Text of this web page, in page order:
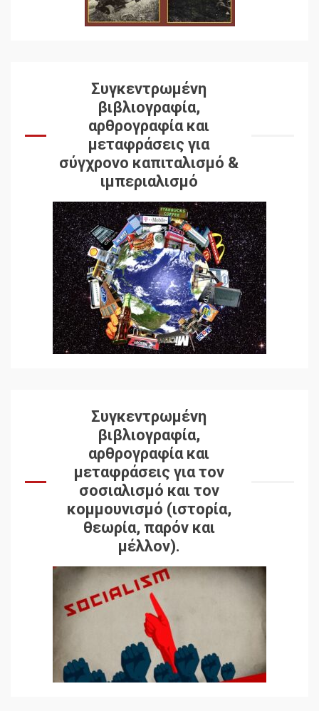
Συγκεντρωμένη
βιβλιογραφία,
αρθρογραφία και
μεταφράσεις για
σύγχρονο καπιταλισμό &
ιμπεριαλισμό
Συγκεντρωμένη
βιβλιογραφία,
αρθρογραφία και
μεταφράσεις για τον
σοσιαλισμό και τον
κομμουνισμό (ιστορία,
θεωρία, παρόν και
μέλλον).
Δωρεάν βιβλίο από το
Documento: Η μεγάλη
ληστεία και ο έλεγχος των
λαών
Η ένδεια της σοσιαλιστικής
σκέψης: Η